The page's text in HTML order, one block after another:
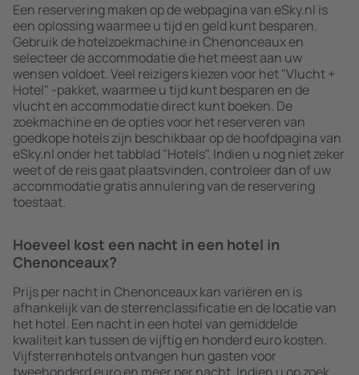
Een reservering maken op de webpagina van eSky.nl is
een oplossing waarmee u tijd en geld kunt besparen.
Gebruik de hotelzoekmachine in Chenonceaux en
selecteer de accommodatie die het meest aan uw
wensen voldoet. Veel reizigers kiezen voor het "Vlucht +
Hotel" -pakket, waarmee u tijd kunt besparen en de
vlucht en accommodatie direct kunt boeken. De
zoekmachine en de opties voor het reserveren van
goedkope hotels zijn beschikbaar op de hoofdpagina van
eSky.nl onder het tabblad "Hotels". Indien u nog niet zeker
weet of de reis gaat plaatsvinden, controleer dan of uw
accommodatie gratis annulering van de reservering
toestaat.
Hoeveel kost een nacht in een hotel in
Chenonceaux?
Prijs per nacht in Chenonceaux kan variëren en is
afhankelijk van de sterrenclassificatie en de locatie van
het hotel. Een nacht in een hotel van gemiddelde
kwaliteit kan tussen de vijftig en honderd euro kosten.
Vijfsterrenhotels ontvangen hun gasten voor